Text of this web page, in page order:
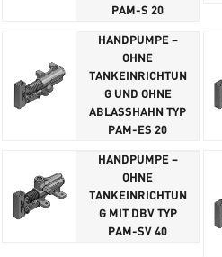
PAM-S 20
HANDPUMPE –
OHNE
TANKEINRICHTUN
G UND OHNE
ABLASSHAHN TYP
PAM-ES 20
HANDPUMPE –
OHNE
TANKEINRICHTUN
G MIT DBV TYP
PAM-SV 40